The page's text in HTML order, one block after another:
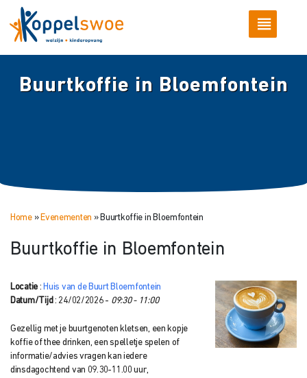
Buurtkoffie in Bloemfontein
Home» Evenementen » Buurtkoffie in Bloemfontein
Buurtkoffie in Bloemfontein
Locatie : Huis van de Buurt Bloemfontein
Datum/Tijd : 24/02/2026 - 09:30 - 11:00
Gezellig met je buurtgenoten kletsen, een kopje
koffie of thee drinken, een spelletje spelen of
informatie/advies vragen kan iedere
dinsdagochtend van 09.30-11.00 uur,